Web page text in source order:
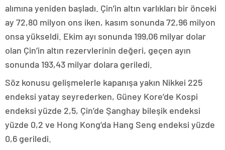
alımına yeniden başladı. Çin’in altın varlıkları bir önceki
ay 72,80 milyon ons iken, kasım sonunda 72,96 milyon
onsa yükseldi. Ekim ayı sonunda 199,06 milyar dolar
olan Çin’in altın rezervlerinin değeri, geçen ayın
sonunda 193,43 milyar dolara geriledi.
Söz konusu gelişmelerle kapanışa yakın Nikkei 225
endeksi yatay seyrederken, Güney Kore’de Kospi
endeksi yüzde 2,5, Çin’de Şanghay bileşik endeksi
yüzde 0,2 ve Hong Kong’da Hang Seng endeksi yüzde
0,6 geriledi.